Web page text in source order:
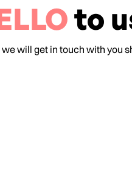
to
will get in touch with you